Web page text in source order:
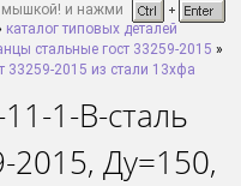
мышкой! и нажми
каталог типовых деталей
стальные гост 33259-2015 »
33259-2015 из стали 13хфа
1-B-сталь
Ду=150,